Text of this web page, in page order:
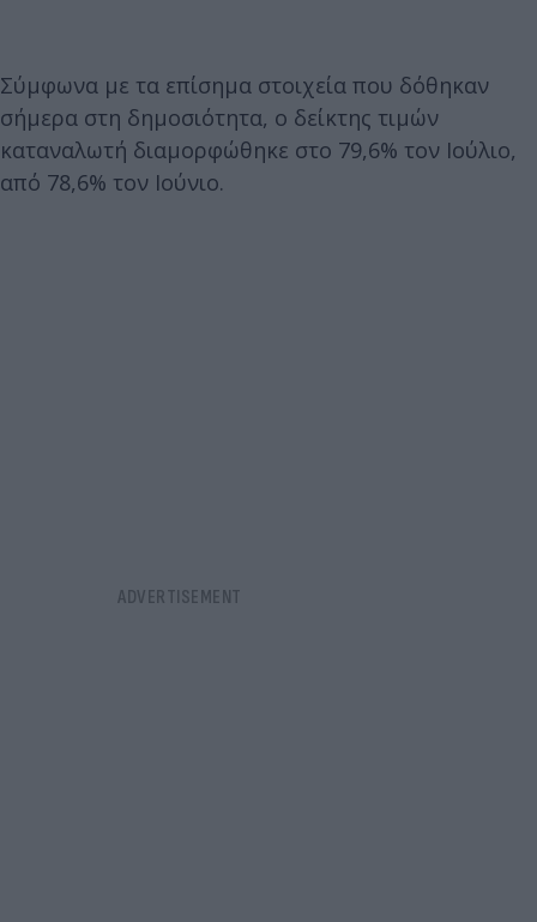
Σύμφωνα με τα επίσημα στοιχεία που δόθηκαν
σήμερα στη δημοσιότητα, ο δείκτης τιμών
καταναλωτή διαμορφώθηκε στο 79,6% τον Ιούλιο,
από 78,6% τον Ιούνιο.